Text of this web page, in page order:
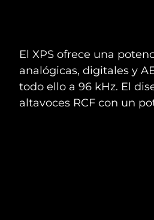
El XPS ofrece una
analógicas, digitales y
todo ello a 96 kHz. El
altavoces RCF con un